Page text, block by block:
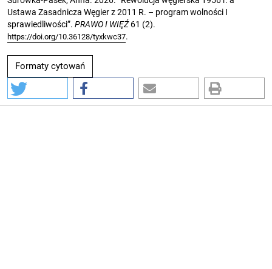
Ustawa Zasadnicza Węgier z 2011 R. – program wolności I
sprawiedliwości”. PRAWO I WIĘŹ61 (2).
https://doi.org/10.36128/tyxkwc37.
Formaty cytowań